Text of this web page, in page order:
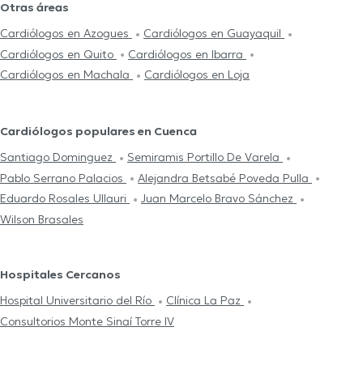
Otras áreas
Cardiólogos en Azogues
Cardiólogos en Guayaquil
Cardiólogos en Quito
Cardiólogos en Ibarra
Cardiólogos en Machala
Cardiólogos en Loja
Cardiólogos populares en Cuenca
Santiago Dominguez
Semiramis Portillo De Varela
Pablo Serrano Palacios
Alejandra Betsabé Poveda Pulla
Eduardo Rosales Ullauri
Juan Marcelo Bravo Sánchez
Wilson Brasales
Hospitales Cercanos
Hospital Universitario del Río
Clínica La Paz
Consultorios Monte Sinaí Torre IV